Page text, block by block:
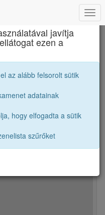
Líceum
osztálytársak látják
javítja
ezen a
az alább felsorolt sütik
adatainak
hogy elfogadta a sütik
szűrőket